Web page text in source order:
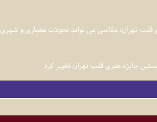
تهران: عکاسی می تواند تحولات معماری و شهری منطقه ۱۲ را
جایزه هنری قلب تهران تغيير كرد